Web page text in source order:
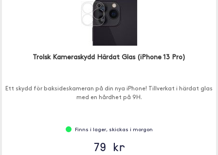
Trolsk Kameraskydd Härdat Glas (iPhone 13 Pro)
Ett skydd för baksideskameran på din nya iPhone! Tillverkat i härdat glas
med en hårdhet på 9H.
Finns i lager, skickas i morgon
79 kr